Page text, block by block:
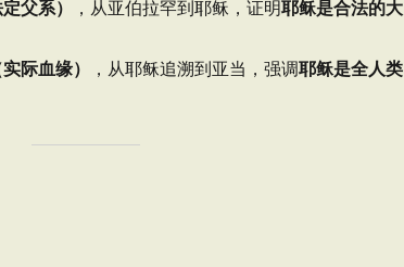
父系） ，从亚伯拉罕到耶稣，证明耶稣是合法的大
际血缘） ，从耶稣追溯到亚当，强调耶稣是全人类